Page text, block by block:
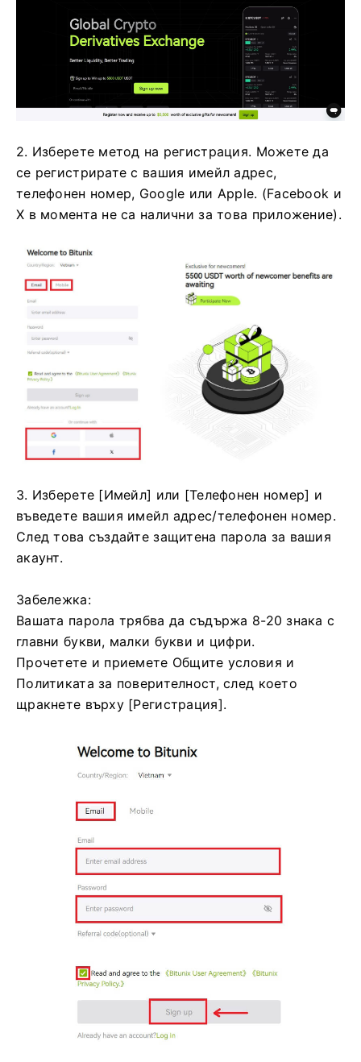
2. Изберете метод на регистрация. Можете да
се регистрирате с вашия имейл адрес,
телефонен номер, Google или Apple. (Facebook и
X в момента не са налични за това приложение).
3. Изберете [Имейл] или [Телефонен номер] и
въведете вашия имейл адрес/телефонен номер.
След това създайте защитена парола за вашия
акаунт.
Забележка:
Вашата парола трябва да съдържа 8-20 знака с
главни букви, малки букви и цифри.
Прочетете и приемете Общите условия и
Политиката за поверителност, след което
щракнете върху [Регистрация].